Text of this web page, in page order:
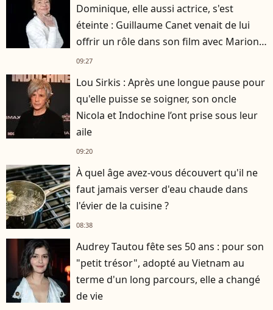
Dominique, elle aussi actrice, s'est
éteinte : Guillaume Canet venait de lui
offrir un rôle dans son film avec Marion
Cotillard
09:27
Lou Sirkis : Après une longue pause pour
qu'elle puisse se soigner, son oncle
Nicola et Indochine l’ont prise sous leur
aile
09:20
À quel âge avez-vous découvert qu'il ne
faut jamais verser d'eau chaude dans
l'évier de la cuisine ?
08:38
Audrey Tautou fête ses 50 ans : pour son
"petit trésor", adopté au Vietnam au
terme d'un long parcours, elle a changé
de vie